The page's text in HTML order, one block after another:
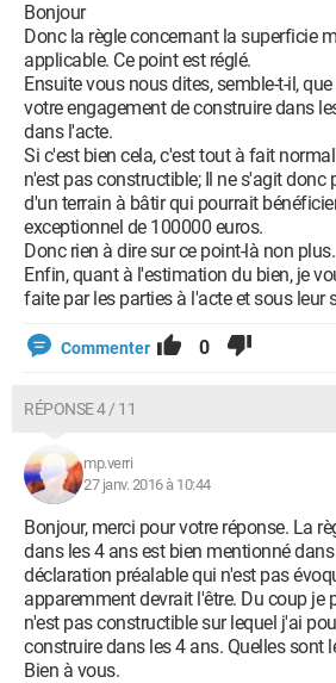
Bonjour
Donc la règle concernant la superficie
applicable. Ce point est réglé.
Ensuite vous nous dites, semble-t-il,
votre engagement de construire dans
dans l'acte.
Si c'est bien cela, c'est tout à fait
n'est pas constructible; Il ne s'agit donc
d'un terrain à bâtir qui pourrait
exceptionnel de 100000 euros.
Donc rien à dire sur ce point-là non plus.
Enfin, quant à l'estimation du bien, je
faite par les parties à l'acte et sous leur
Commenter 0
RÉPONSE 4 / 11
mp.verri
27 janv. 2016 à 10:44
Bonjour, merci pour votre réponse. La
dans les 4 ans est bien mentionné
déclaration préalable qui n'est pas
apparemment devrait l'être. Du coup je
n'est pas constructible sur lequel j'ai
construire dans les 4 ans. Quelles sont
Bien à vous.